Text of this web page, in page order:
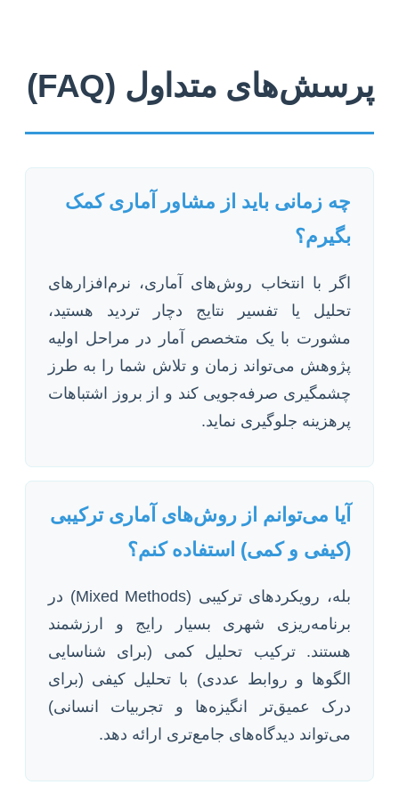
پرسش‌های متداول (FAQ)
چه زمانی باید از مشاور آماری کمک
بگیرم؟
اگر با انتخاب روش‌های آماری، نرم‌افزارهای
تحلیل یا تفسیر نتایج دچار تردید هستید،
مشورت با یک متخصص آمار در مراحل اولیه
پژوهش می‌تواند زمان و تلاش شما را به طرز
چشمگیری صرفه‌جویی کند و از بروز اشتباهات
پرهزینه جلوگیری نماید.
آیا می‌توانم از روش‌های آماری ترکیبی
(کیفی و کمی) استفاده کنم؟
بله، رویکردهای ترکیبی (Mixed Methods) در
برنامه‌ریزی شهری بسیار رایج و ارزشمند
هستند. ترکیب تحلیل کمی (برای شناسایی
الگوها و روابط عددی) با تحلیل کیفی (برای
درک عمیق‌تر انگیزه‌ها و تجربیات انسانی)
می‌تواند دیدگاه‌های جامع‌تری ارائه دهد.